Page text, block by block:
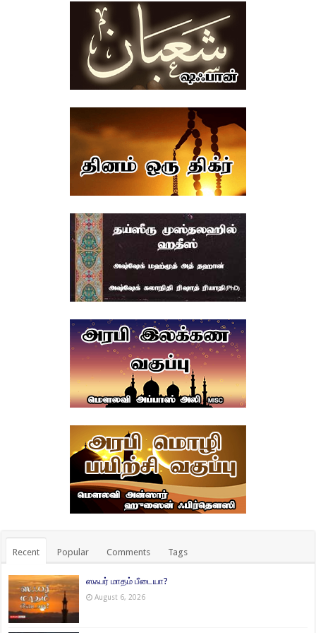
Recent Popular Comments Tags
ஸஃபர் மாதம் பீடையா?
August 6, 2026